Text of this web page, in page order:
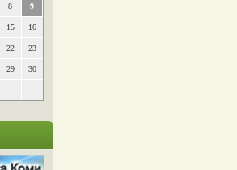
8 9
15 16
22 23
29 30